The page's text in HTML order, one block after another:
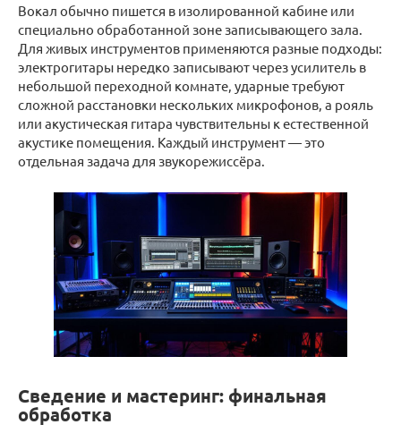
Вокал обычно пишется в изолированной кабине или
специально обработанной зоне записывающего зала.
Для живых инструментов применяются разные подходы:
электрогитары нередко записывают через усилитель в
небольшой переходной комнате, ударные требуют
сложной расстановки нескольких микрофонов, а рояль
или акустическая гитара чувствительны к естественной
акустике помещения. Каждый инструмент — это
отдельная задача для звукорежиссёра.
Сведение и мастеринг: финальная
обработка